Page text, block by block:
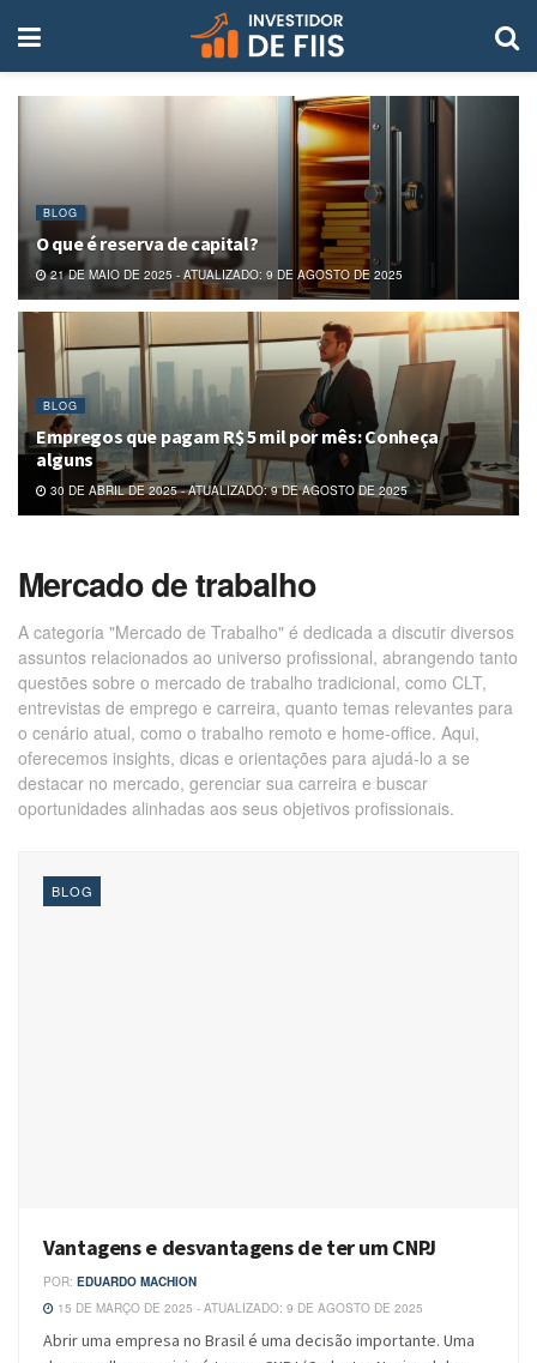
BLOG
O que é reserva de capital?
21 DE MAIO DE 2025 - ATUALIZADO: 9 DE AGOSTO DE 2025
BLOG
Empregos que pagam R$ 5 mil por mês: Conheça
alguns
30 DE ABRIL DE 2025 - ATUALIZADO: 9 DE AGOSTO DE 2025
Mercado de trabalho
A categoria "Mercado de Trabalho" é dedicada a discutir diversos
assuntos relacionados ao universo profissional, abrangendo tanto
questões sobre o mercado de trabalho tradicional, como CLT,
entrevistas de emprego e carreira, quanto temas relevantes para
o cenário atual, como o trabalho remoto e home-office. Aqui,
oferecemos insights, dicas e orientações para ajudá-lo a se
destacar no mercado, gerenciar sua carreira e buscar
oportunidades alinhadas aos seus objetivos profissionais.
BLOG
Vantagens e desvantagens de ter um CNPJ
POR: EDUARDO MACHION
15 DE MARÇO DE 2025 - ATUALIZADO: 9 DE AGOSTO DE 2025
Abrir uma empresa no Brasil é uma decisão importante. Uma